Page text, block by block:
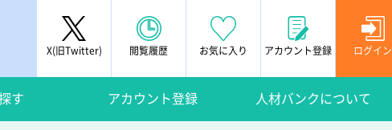
X(旧Twitter) 閲覧履歴 お気に入り アカウント登録 ログイン
す アカウント登録 人材バンクについて